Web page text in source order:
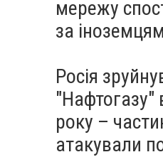
мережу
за
Росія
"Нафтогазу"
року –
атакували